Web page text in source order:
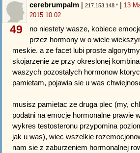
49
cerebrumpalm | 217.153.148.* | 13
2015 10:02
no niestety wasze, kobiece
przez hormony w o wiele
meskie. a ze facet lubi proste
skojarzenie ze przy okreslonej
waszych pozostalych hormonow
pamietam, pojawia sie u was
musisz pamietac ze druga plec (my,
podatni na emocje hormonalne prawie
wykres testosteronu przypomina
jak u was), wiec wszelkie
nam sie z zaburzeniem hormonalnej